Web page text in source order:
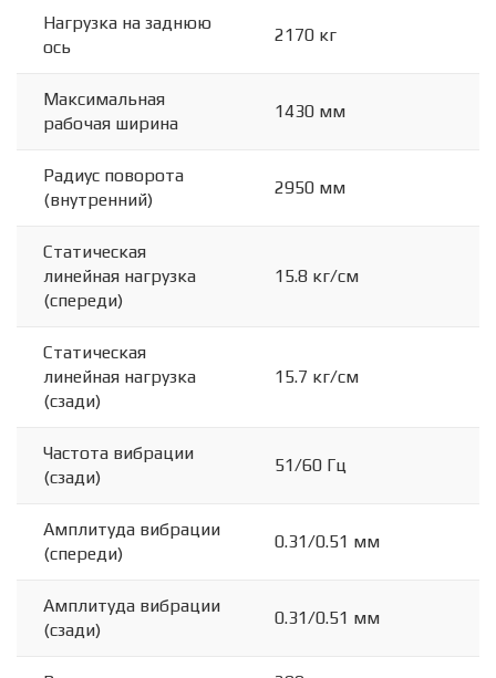
Нагрузка на заднюю
ось
2170 кг
Максимальная
рабочая ширина
1430 мм
Радиус поворота
(внутренний)
2950 мм
Статическая
линейная нагрузка
(спереди)
15.8 кг/см
Статическая
линейная нагрузка
(сзади)
15.7 кг/см
Частота вибрации
(сзади)
51/60 Гц
Амплитуда вибрации
(спереди)
0.31/0.51 мм
Амплитуда вибрации
(сзади)
0.31/0.51 мм